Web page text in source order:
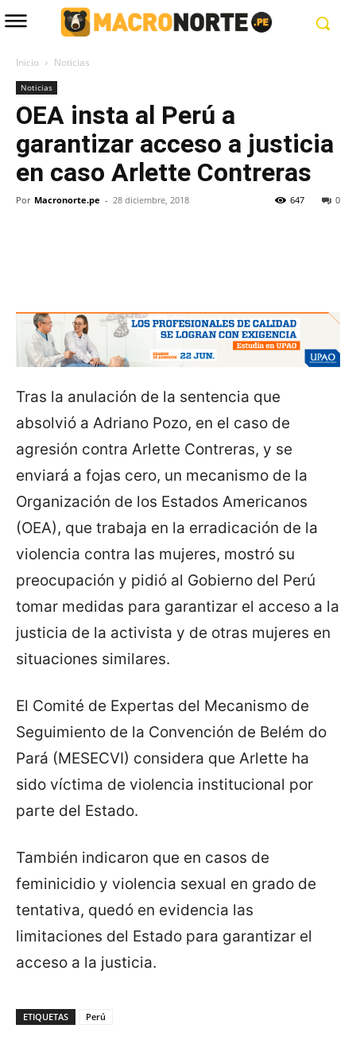
Inicio Noticias
Noticias
OEA insta al Perú a
garantizar acceso a justicia
en caso Arlette Contreras
Por Macronorte.pe - 28 diciembre, 2018 0
647
Tras la anulación de la sentencia que
absolvió a Adriano Pozo, en el caso de
agresión contra Arlette Contreras, y se
enviará a fojas cero, un mecanismo de la
Organización de los Estados Americanos
(OEA), que trabaja en la erradicación de la
violencia contra las mujeres, mostró su
preocupación y pidió al Gobierno del Perú
tomar medidas para garantizar el acceso a la
justicia de la activista y de otras mujeres en
situaciones similares.
El Comité de Expertas del Mecanismo de
Seguimiento de la Convención de Belém do
Pará (MESECVI) considera que Arlette ha
sido víctima de violencia institucional por
parte del Estado.
También indicaron que en casos de
feminicidio y violencia sexual en grado de
tentativa, quedó en evidencia las
limitaciones del Estado para garantizar el
acceso a la justicia.
ETIQUETAS Perú